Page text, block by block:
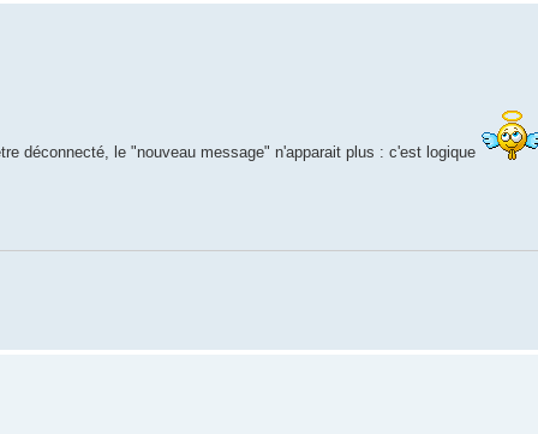
déconnecté, le "nouveau message" n'apparait plus : c'est logique